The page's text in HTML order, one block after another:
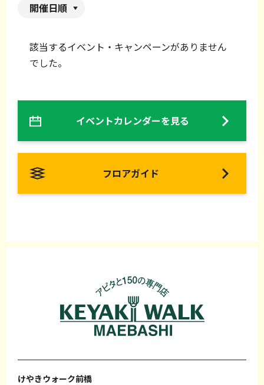
開催日順
該当するイベント・キャンペーンがありません
でした。
イベントカレンダーを見る
フロアガイド
けやきウォーク前橋